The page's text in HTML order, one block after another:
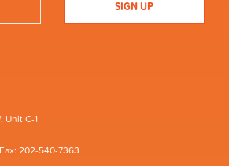
Unit C-1
202-540-7363